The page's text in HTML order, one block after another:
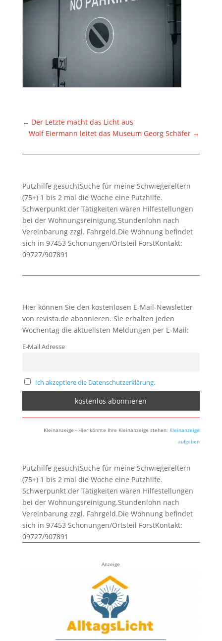
← Der Letzte macht das Licht aus
Wolf Eiermann leitet das Museum Georg Schäfer →
Putzhilfe gesuchtSuche für meine Schwiegereltern
(75+) 1 bis 2 mal die Woche eine Putzhilfe.
Schwerpunkt der Tätigkeiten wären Hilfestellungen
bei der Wohnungsreinigung.Stundenlohn nach
Vereinbarung zzgl. Fahrgeld.Die Wohnung befindet
sich in 97453 Schonungen/Ortsteil ForstKontakt:
09727/907891
Hier können Sie den kostenlosen E-Mail-Newsletter
von revista.de abonnieren. Sie erhalten jeden
Wochentag die aktuellsten Meldungen per E-Mail:
E-Mail Adresse
Ich akzeptiere die Datenschutzerklärung.
Kleinanzeige - Hier könnte Ihre Kleinanzeige stehen: Kleinanzeige
aufgeben
Putzhilfe gesuchtSuche für meine Schwiegereltern
(75+) 1 bis 2 mal die Woche eine Putzhilfe.
Schwerpunkt der Tätigkeiten wären Hilfestellungen
bei der Wohnungsreinigung.Stundenlohn nach
Vereinbarung zzgl. Fahrgeld.Die Wohnung befindet
sich in 97453 Schonungen/Ortsteil ForstKontakt:
09727/907891
Anzeige